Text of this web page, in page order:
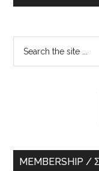
Primary
Sidebar
MEMBERSHIP